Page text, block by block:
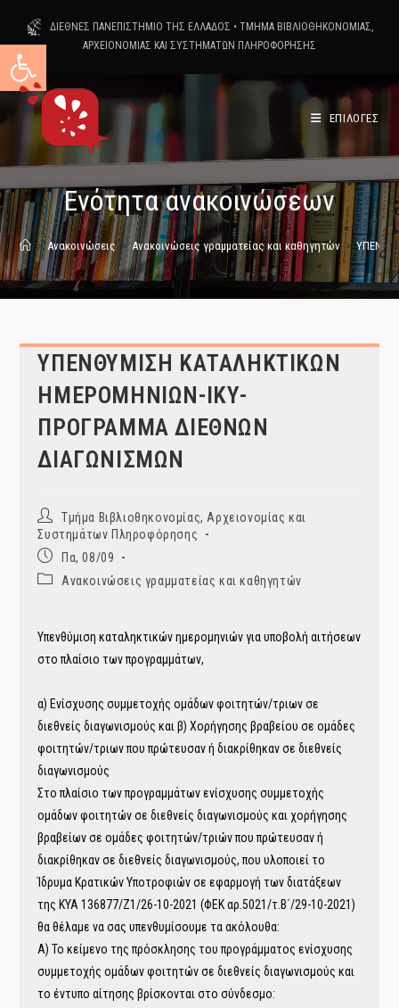
Ανοίξτε τη γραμμή εργαλείων
content
ΔΙΕΘΝΕΣ ΠΑΝΕΠΙΣΤΗΜΙΟ ΤΗΣ ΕΛΛΑΔΟΣ • ΤΜΗΜΑ ΒΙΒΛΙΟΘΗΚΟΝΟΜΙΑΣ,
ΑΡΧΕΙΟΝΟΜΙΑΣ ΚΑΙ ΣΥΣΤΗΜΑΤΩΝ ΠΛΗΡΟΦΟΡΗΣΗΣ
ΕΠΙΛΟΓΕΣ
Ενότητα ανακοινώσεων
> Ανακοινώσεις > Ανακοινώσεις γραμματείας και καθηγητών >
ΥΠΕΝΘΥΜΙΣΗ ΚΑΤΑΛΗΚΤΙΚΩΝ
ΗΜΕΡΟΜΗΝΙΩΝ-ΙΚΥ-
ΠΡΟΓΡΑΜΜΑ ΔΙΕΘΝΩΝ
ΔΙΑΓΩΝΙΣΜΩΝ
Post
author:
Τμήμα Βιβλιοθηκονομίας, Αρχειονομίας και
Συστημάτων Πληροφόρησης
Post
published:
Πα, 08/09
PostΑνακοινώσεις γραμματείας και καθηγητών
Υπενθύμιση καταληκτικών ημερομηνιών για υποβολή αιτήσεων
στο πλαίσιο των προγραμμάτων,
α) Ενίσχυσης συμμετοχής ομάδων φοιτητών/τριων σε
διεθνείς διαγωνισμούς και β) Χορήγησης βραβείου σε ομάδες
φοιτητών/τριων που πρώτευσαν ή διακρίθηκαν σε διεθνείς
διαγωνισμούς
Στο πλαίσιο των προγραμμάτων ενίσχυσης συμμετοχής
ομάδων φοιτητών σε διεθνείς διαγωνισμούς και χορήγησης
βραβείων σε ομάδες φοιτητών/τριών που πρώτευσαν ή
διακρίθηκαν σε διεθνείς διαγωνισμούς, που υλοποιεί το
Ίδρυμα Κρατικών Υποτροφιών σε εφαρμογή των διατάξεων
της ΚΥΑ 136877/Ζ1/26-10-2021 (ΦΕΚ αρ.5021/τ.Β΄/29-10-2021)
θα θέλαμε να σας υπενθυμίσουμε τα ακόλουθα:
Α) Το κείμενο της πρόσκλησης του προγράμματος ενίσχυσης
συμμετοχής ομάδων φοιτητών σε διεθνείς διαγωνισμούς και
το έντυπο αίτησης βρίσκονται στο σύνδεσμο: